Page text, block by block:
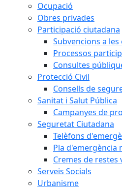
Ocupació
Obres privades
Participació ciutadana
Subvencions a
Processos
Consultes
Protecció Civil
Consells de
Sanitat i Salut Pública
Campanyes de
Seguretat Ciutadana
Telèfons
Pla d'emergència
Cremes de restes
Serveis Socials
Urbanisme